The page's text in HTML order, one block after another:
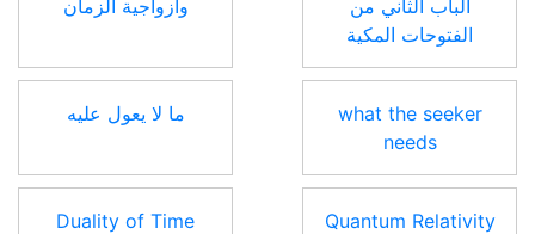
الباب الثاني من
الفتوحات المكية
وازواجية الزمان
what the seeker
needs
ما لا يعول عليه
Quantum Relativity
Duality of Time